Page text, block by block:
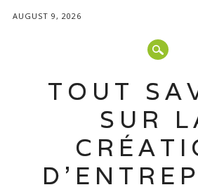
AUGUST 9, 2026
TOUT
SUR